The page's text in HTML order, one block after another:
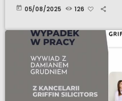
today 05/08/2025 126